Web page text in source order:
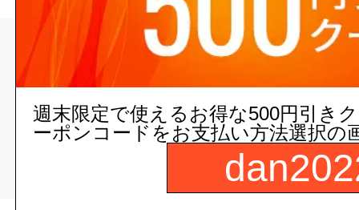
トップページ > 配管/設備
>
排水マス（汚水・雨水マス、蓋、ア
ス継手
>
> 100-200
週末限定で使えるお得な500円引き
ーポンコードをお支払い方法選択の